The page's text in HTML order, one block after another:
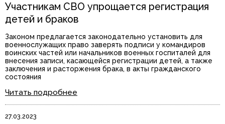
Участникам СВО упрощается регистрация
детей и браков
Законом предлагается законодательно установить для
военнослужащих право заверять подписи у командиров
воинских частей или начальников военных госпиталей для
внесения записи, касающейся регистрации детей, а также
заключения и расторжения брака, в акты гражданского
состояния
Читать подробнее
27.03.2023